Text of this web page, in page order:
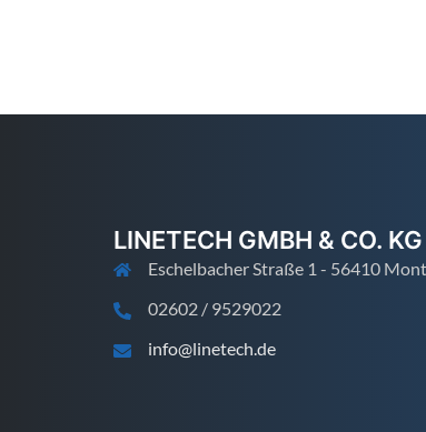
LINETECH GMBH & CO. KG
Eschelbacher Straße 1 - 56410
02602 / 9529022
info@linetech.de